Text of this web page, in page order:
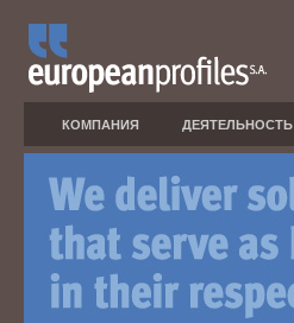
КОМПАНИЯ ДЕЯТЕЛЬНОСТЬ